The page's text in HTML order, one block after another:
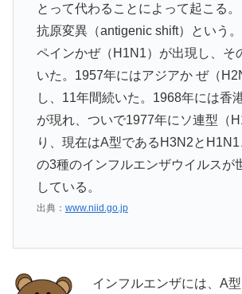
とって代わることによって起こる
抗原変異（antigenic shift）という
ペインかぜ（H1N1）が出現し、そ
いた。1957年にはアジアか ぜ（
し、11年間続いた。1968年には香
が現れ、ついで1977年にソ連型（
り、現在はA型であるH3N2と
の3種のインフルエンザウイルスが
している。
出典： www.niid.go.jp
インフルエンザには、A